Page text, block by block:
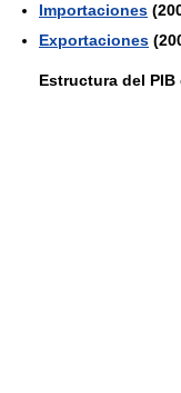
Importaciones
Exportaciones
Estructura del PIB